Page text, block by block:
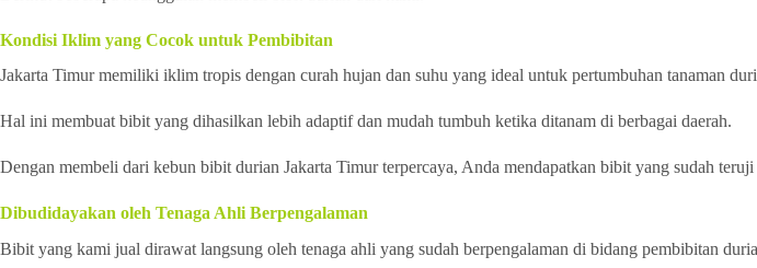
Kondisi Iklim yang Cocok untuk Pembibitan
Jakarta Timur memiliki iklim tropis dengan curah hujan dan suhu yang ideal untuk pertumbuhan tanaman
Hal ini membuat bibit yang dihasilkan lebih adaptif dan mudah tumbuh ketika ditanam di berbagai daerah.
Dengan membeli dari kebun bibit durian Jakarta Timur terpercaya, Anda mendapatkan bibit yang sudah teruji
Dibudidayakan oleh Tenaga Ahli Berpengalaman
Bibit yang kami jual dirawat langsung oleh tenaga ahli yang sudah berpengalaman di bidang pembibitan